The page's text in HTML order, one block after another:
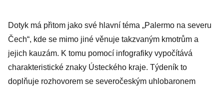
Dotyk má přitom jako své hlavní téma „Palermo na severu
Čech“, kde se mimo jiné věnuje takzvaným kmotrům a
jejich kauzám. K tomu pomocí infografiky vypočítává
charakteristické znaky Ústeckého kraje. Týdeník to
doplňuje rozhovorem se severočeským uhlobaronem